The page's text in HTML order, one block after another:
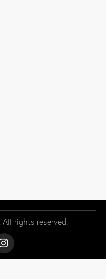
rights reserved.